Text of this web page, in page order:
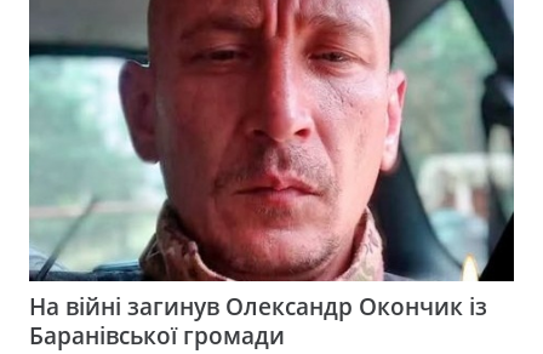
На війні загинув Олександр Окончик із
Баранівської громади